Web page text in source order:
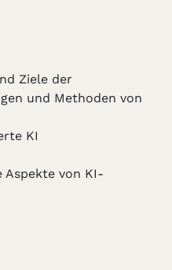
Ziele der
und Methoden von
KI
von KI-